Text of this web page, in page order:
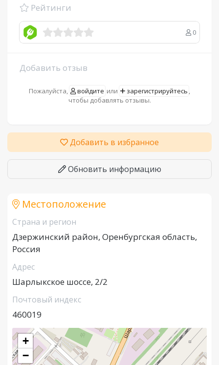
Рейтинги
0
Добавить отзыв
Пожалуйста, войдите или зарегистрируйтесь ,
чтобы добавлять отзывы.
Добавить в избранное
Обновить информацию
Местоположение
Страна и регион
Дзержинский район, Оренбургская область,
Россия
Адрес
Шарлыкское шоссе, 2/2
Почтовый индекс
460019
+
−